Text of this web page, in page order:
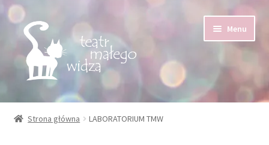
Przejdź
nawigacji
Przejdź
treści
Menu
Produkty
Rozwiń
Strona główna LABORATORIUM TMW